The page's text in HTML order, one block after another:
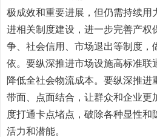
极成效和重要进展，但仍需持续用
进相关制度建设，进一步完善产权
争、社会信用、市场退出等制度，
依。要纵深推进市场设施高标准联
降低全社会物流成本。要纵深推进
带面、点面结合，让群众和企业更
度打通卡点堵点，破除各种显性和
活力和潜能。